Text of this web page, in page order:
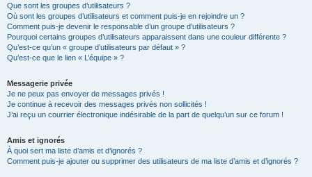
Que sont les groupes d’utilisateurs ?
Où sont les groupes d’utilisateurs et comment puis-je en rejoindre un ?
Comment puis-je devenir le responsable d’un groupe d’utilisateurs ?
Pourquoi certains groupes d’utilisateurs apparaissent dans une couleur différente ?
Qu’est-ce qu’un « groupe d’utilisateurs par défaut » ?
Qu’est-ce que le lien « L’équipe » ?
Messagerie privée
Je ne peux pas envoyer de messages privés !
Je continue à recevoir des messages privés non sollicités !
J’ai reçu un courrier électronique indésirable de la part de quelqu’un sur ce forum !
Amis et ignorés
À quoi sert ma liste d’amis et d’ignorés ?
Comment puis-je ajouter ou supprimer des utilisateurs de ma liste d’amis et d’ignorés ?